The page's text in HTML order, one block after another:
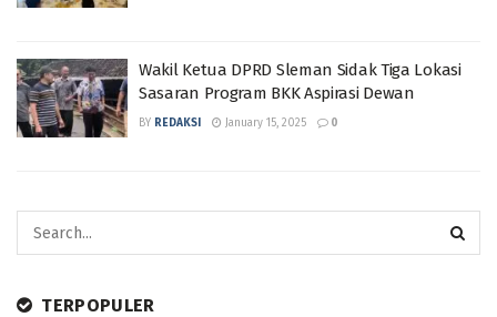
Wakil Ketua DPRD Sleman Sidak Tiga Lokasi
Sasaran Program BKK Aspirasi Dewan
BY REDAKSI January 15, 2025 0
TERPOPULER